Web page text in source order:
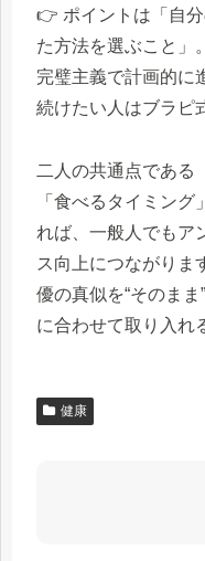
👉 ポイントは「自
た方法を選ぶこと」。
完璧主義で計画的に
続けたい人はブラピ
二人の共通点である
「食べるタイミン
れば、一般人でもア
ス向上につながりま
優の真似を“そのま
に合わせて取り入れ
健康